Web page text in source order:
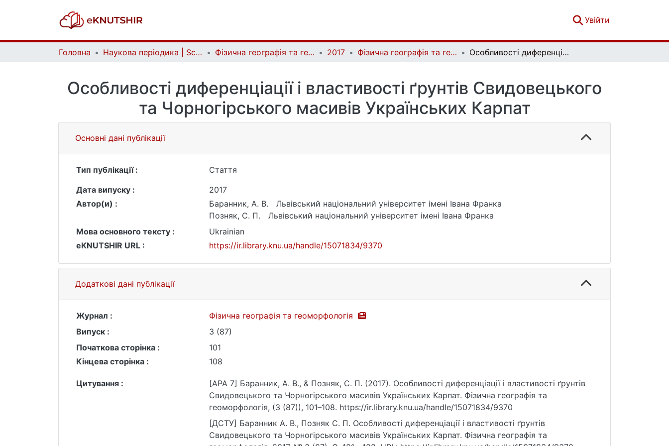
Увійти
Головна Наукова періодика | Scientific periodicals Фізична географія та геоморфологія | Physical Geography and Geomorphology 2017 Фізична географія та геоморфологія. Вип. 3 (87) Особливості диференціації і властивості ґрунтів Свидовецького та Чорногірського масивів Українських Карпат
Особливості диференціації і властивості ґрунтів Свидовецького
та Чорногірського масивів Українських Карпат
Основні дані публікації
Тип публікації :
Стаття
Дата випуску :
2017
Автор(и) :
Баранник, А. В.
Львівський національний університет імені Івана Франка
Позняк, С. П.
Львівський національний університет імені Івана Франка
Мова основного тексту :
Ukrainian
eKNUTSHIR URL :
https://ir.library.knu.ua/handle/15071834/9370
Додаткові дані публікації
Журнал :
Фізична географія та геоморфологія
Випуск :
3 (87)
Початкова сторінка :
101
Кінцева сторінка :
108
Цитування :
[APA 7] Баранник, А. В., & Позняк, С. П. (2017). Особливості диференціації і властивості ґрунтів
Свидовецького та Чорногірського масивів Українських Карпат. Фізична географія та
геоморфологія, (3 (87)), 101–108. https://ir.library.knu.ua/handle/15071834/9370
[ДСТУ] Баранник А. В., Позняк С. П. Особливості диференціації і властивості ґрунтів
Свидовецького та Чорногірського масивів Українських Карпат. Фізична географія та